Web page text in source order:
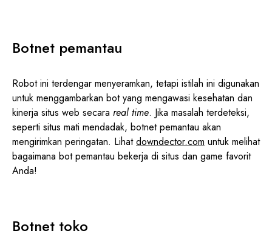
Botnet pemantau
Robot ini terdengar menyeramkan, tetapi istilah ini digunakan
untuk menggambarkan bot yang mengawasi kesehatan dan
kinerja situs web secara real time. Jika masalah terdeteksi,
seperti situs mati mendadak, botnet pemantau akan
mengirimkan peringatan. Lihatdowndector.com untuk melihat
bagaimana bot pemantau bekerja di situs dan game favorit
Anda!
Botnet toko